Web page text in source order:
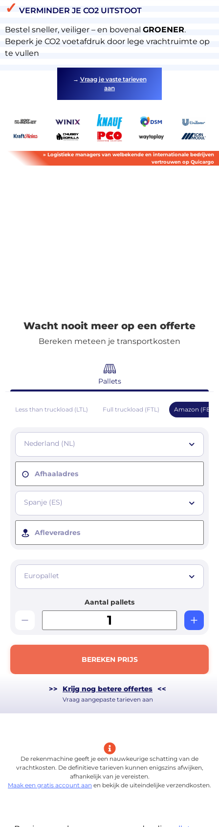
the
✓ VERMINDER JE CO2 UITSTOOT
Bestel sneller, veiliger – en bovenal GROENER.
Beperk je CO2 voetafdruk door lege vrachtruimte op
te vullen
→ Vraag je vaste tarieven
aan
» Logistieke managers van welbekende en internationale bedrijven
vertrouwen op Quicargo
Wacht nooit meer op een offerte
Bereken meteen je transportkosten
Pallets
Less than truckload (LTL) Full truckload (FTL) Amazon (FBA)
Nederland (NL)
Afhaaladres
Spanje (ES)
Afleveradres
Europallet
Aantal pallets
BEREKEN PRIJS
>> Krijg nog betere offertes <<
Vraag aangepaste tarieven aan
De rekenmachine geeft je een nauwkeurige schatting van de
vrachtkosten. De definitieve tarieven kunnen enigszins afwijken,
afhankelijk van je vereisten.
Maak een gratis account aan en bekijk de uiteindelijke verzendkosten.